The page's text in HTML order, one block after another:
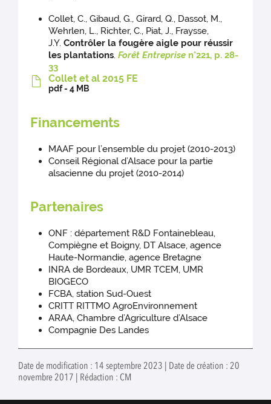
Collet, C., Gibaud, G., Girard, Q., Dassot, M.,
Wehrlen, L., Richter, C., Piat, J., Fraysse,
J.Y.Contrôler la fougère aigle pour réussir
les plantations.Forêt Entreprise n°221, p. 28-
33
Collet et al 2015 FE
pdf - 4 MB
Financements
MAAF pour l’ensemble du projet (2010-2013)
Conseil Régional d’Alsace pour la partie
alsacienne du projet (2010-2014)
Partenaires
ONF : département R&D Fontainebleau,
Compiègne et Boigny, DT Alsace, agence
Haute-Normandie, agence Bretagne
INRA de Bordeaux, UMR TCEM, UMR
BIOGECO
FCBA, station Sud-Ouest
CRITT RITTMO AgroEnvironnement
ARAA, Chambre d’Agriculture d’Alsace
Compagnie Des Landes
Date de modification : 14 septembre 2023 | Date de création : 20
novembre 2017 | Rédaction : CM